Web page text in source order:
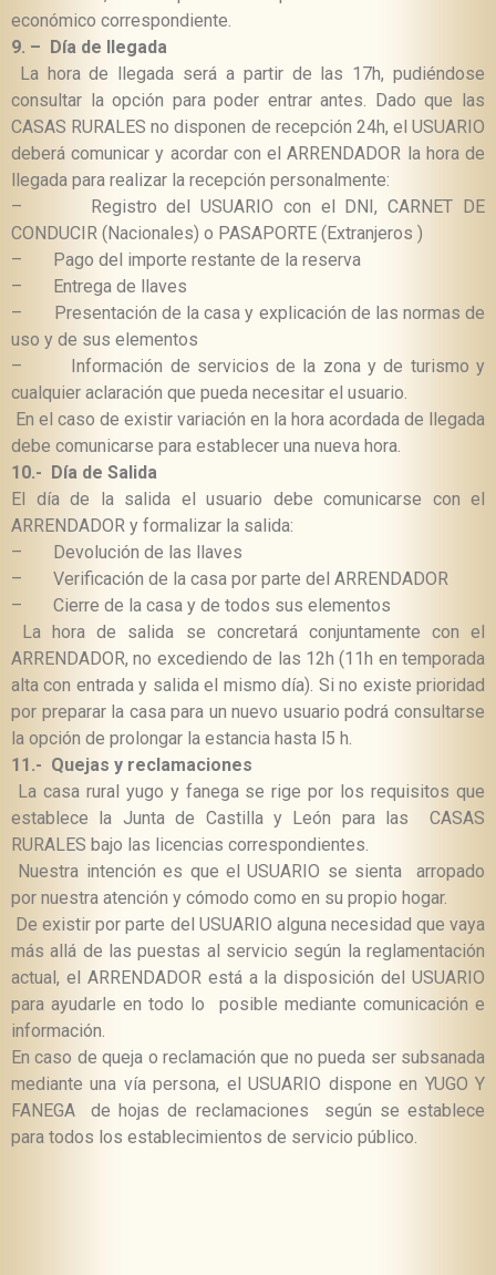
económico correspondiente.
9. –
Día de llegada
La hora de llegada será a partir de las 17h, pudiéndose
consultar la opción para poder entrar antes. Dado que las
CASAS RURALES no disponen de recepción 24h, el USUARIO
deberá comunicar y acordar con el ARRENDADOR la hora de
llegada para realizar la recepción personalmente:
–
Registro del USUARIO con el DNI, CARNET DE
CONDUCIR (Nacionales) o PASAPORTE (Extranjeros )
–
Pago del importe restante de la reserva
–
Entrega de llaves
–
Presentación de la casa y explicación de las normas de
uso y de sus elementos
–
Información de servicios de la zona y de turismo y
cualquier aclaración que pueda necesitar el usuario.
En el caso de existir variación en la hora acordada de llegada
debe comunicarse para establecer una nueva hora.
10.-
Día de Salida
El día de la salida el usuario debe comunicarse con el
ARRENDADOR y formalizar la salida:
–
Devolución de las llaves
–
Verificación de la casa por parte del ARRENDADOR
–
Cierre de la casa y de todos sus elementos
La hora de salida se concretará conjuntamente con el
ARRENDADOR, no excediendo de las 12h (11h en temporada
alta con entrada y salida el mismo día). Si no existe prioridad
por preparar la casa para un nuevo usuario podrá consultarse
la opción de prolongar la estancia hasta l5 h.
11.- Quejas y reclamaciones
La casa rural yugo y fanega se rige por los requisitos que
establece la Junta de Castilla y León para las
CASAS
RURALES bajo las licencias correspondientes.
Nuestra intención es que el USUARIO se sienta arropado
por nuestra atención y cómodo como en su propio hogar.
De existir por parte del USUARIO alguna necesidad que vaya
más allá de las puestas al servicio según la reglamentación
actual, el ARRENDADOR está a la disposición del USUARIO
para ayudarle en todo lo posible mediante comunicación e
información.
En caso de queja o reclamación que no pueda ser subsanada
mediante una vía persona, el USUARIO dispone en YUGO Y
FANEGA de hojas de reclamaciones según se establece
para todos los establecimientos de servicio público.